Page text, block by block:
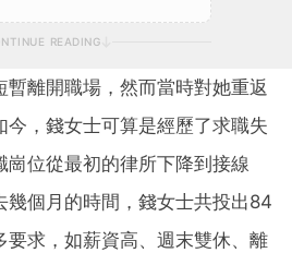
READING
離開職場，然而當時對她重返
今，錢女士可算是經歷了求職失
崗位從最初的律所下降到接線
幾個月的時間，錢女士共投出84
要求，如薪資高、週末雙休、離